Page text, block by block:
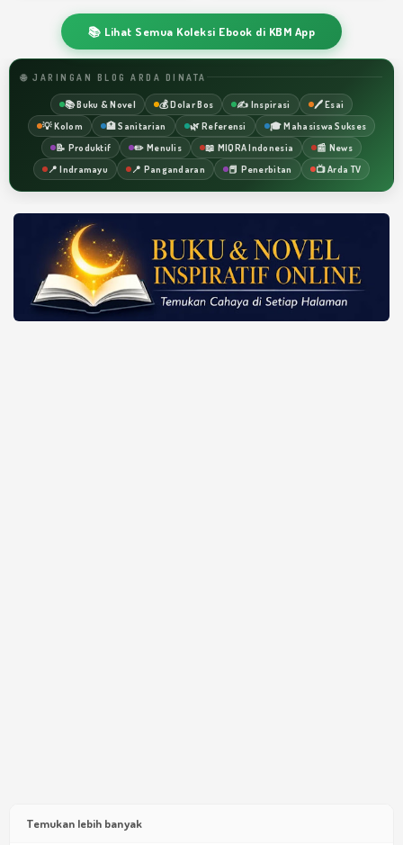
📚 Lihat Semua Koleksi Ebook di KBM App
🌐 JARINGAN BLOG ARDA DINATA
📚 Buku & Novel 💰 Dolar Bos ✍️ Inspirasi
🖊️ Esai
💡 Kolom
🏥 Sanitarian 🌿 Referensi
🎓 Mahasiswa Sukses
📝 Produktif
✏️ Menulis 📖 MIQRA Indonesia
📰 News
📍 Indramayu
📍 Pangandaran 📕 Penerbitan 📺 Arda TV
Temukan lebih banyak